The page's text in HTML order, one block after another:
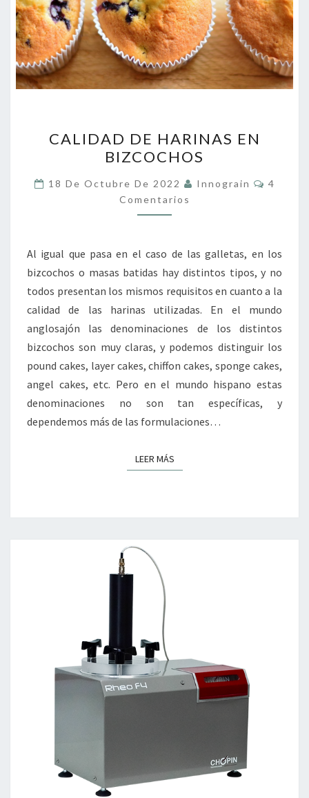
DE
HARINAS
EN
BIZCOCHOS
CALIDAD DE HARINAS EN
BIZCOCHOS
18 De Octubre De 2022 Innograin
4
Comentarios
Al igual que pasa en el caso de las galletas, en los
bizcochos o masas batidas hay distintos tipos, y no
todos presentan los mismos requisitos en cuanto a la
calidad de las harinas utilizadas. En el mundo
anglosajón las denominaciones de los distintos
bizcochos son muy claras, y podemos distinguir los
pound cakes, layer cakes, chiffon cakes, sponge cakes,
angel cakes, etc. Pero en el mundo hispano estas
denominaciones no son tan específicas, y
dependemos más de las formulaciones…
LEER MÁSLEER MÁS